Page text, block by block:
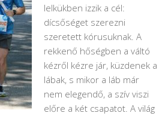
lelkükben izzik a cél:
dícsőséget szerezni
szeretett kórusuknak. A
rekkenő hőségben a váltó
kézről kézre jár, küzdenek a
lábak, s mikor a láb már
nem elegendő, a szív viszi
előre a két csapatot. A világ